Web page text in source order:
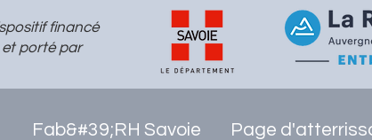
financé
et porté par
Fab&#39;RH Savoie Page